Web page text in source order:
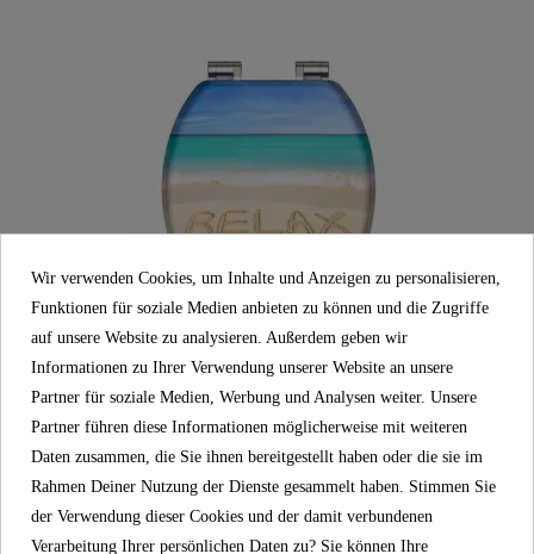
MDF WC-Sitz RELAX, mit Absenkautomatik
Wir verwenden Cookies, um Inhalte und Anzeigen zu personalisieren,
Funktionen für soziale Medien anbieten zu können und die Zugriffe
auf unsere Website zu analysieren. Außerdem geben wir
Informationen zu Ihrer Verwendung unserer Website an unsere
Partner für soziale Medien, Werbung und Analysen weiter. Unsere
Partner führen diese Informationen möglicherweise mit weiteren
Daten zusammen, die Sie ihnen bereitgestellt haben oder die sie im
Rahmen Deiner Nutzung der Dienste gesammelt haben. Stimmen Sie
der Verwendung dieser Cookies und der damit verbundenen
Verarbeitung Ihrer persönlichen Daten zu? Sie können Ihre